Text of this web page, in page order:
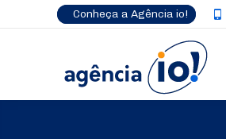
Conheça a Agência io!